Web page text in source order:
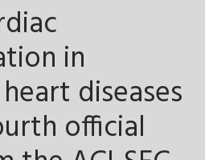
in
diseases
official